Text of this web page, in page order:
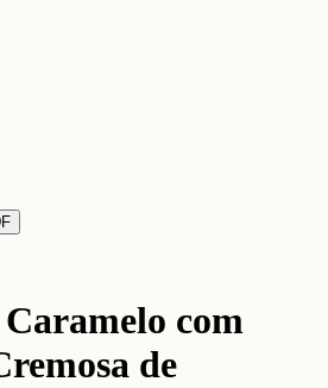
com
de